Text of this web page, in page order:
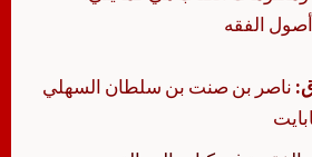
الفقه
ناصر بن صنت بن سلطان السهلي